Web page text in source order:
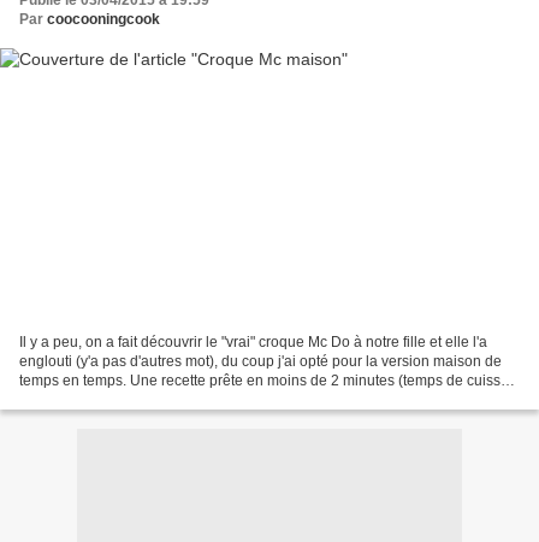
Par coocooningcook
Il y a peu, on a fait découvrir le "vrai" croque Mc Do à notre fille et elle l'a
englouti (y'a pas d'autres mot), du coup j'ai opté pour la version maison de
temps en temps. Une recette prête en moins de 2 minutes (temps de cuisson